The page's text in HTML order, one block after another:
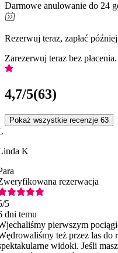
Darmowe anulowanie do 24
Rezerwuj teraz, zapłać później
Zarezerwuj teraz bez
4,7/5(63)
Pokaż wszystkie recenzje 63
K
rezerwacja
/5
dni temu
pierwszym
też przez las
widoki. Jeśli